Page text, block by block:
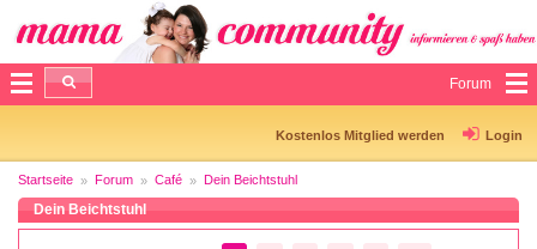
Forum
Kostenlos Mitglied werden Login
Startseite Forum Café Dein Beichtstuhl
Dein Beichtstuhl